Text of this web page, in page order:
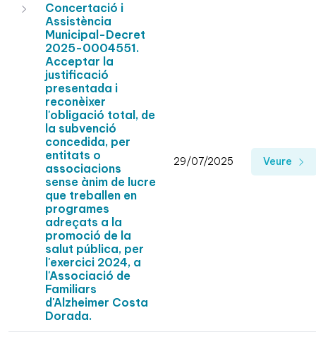
Concertació i
Assistència
Municipal-Decret
2025-0004551.
Acceptar la
justificació
presentada i
reconèixer
l'obligació total, de
la subvenció
concedida, per
entitats o
associacions
sense ànim de lucre
que treballen en
programes
adreçats a la
promoció de la
salut pública, per
l'exercici 2024, a
l'Associació de
Familiars
d'Alzheimer Costa
Dorada.
29/07/2025 Veure